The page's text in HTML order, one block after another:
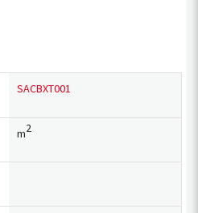
SACBXT001
m2